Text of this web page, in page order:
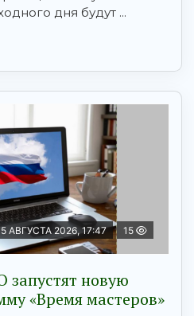
дня будут ...
5 АВГУСТА 2026, 17:47 15
запустят новую
«Время мастеров»